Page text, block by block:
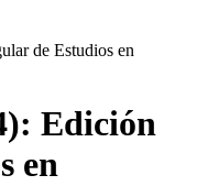
de Estudios en
Edición
en